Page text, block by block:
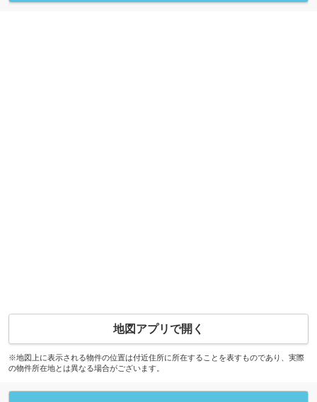
地図アプリで開く
※地図上に表示される物件の位置は付近住所に所在することを表すものであり、実際
の物件所在地とは異なる場合がございます。